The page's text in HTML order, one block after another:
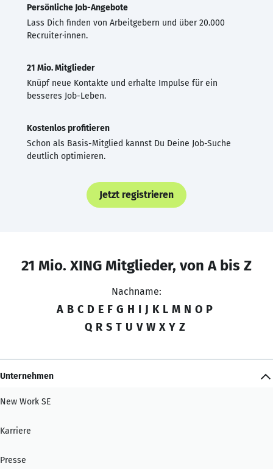
Persönliche Job-Angebote
Lass Dich finden von Arbeitgebern und über 20.000
Recruiter·innen.
21 Mio. Mitglieder
Knüpf neue Kontakte und erhalte Impulse für ein
besseres Job-Leben.
Kostenlos profitieren
Schon als Basis-Mitglied kannst Du Deine Job-Suche
deutlich optimieren.
Jetzt registrieren
21 Mio. XING Mitglieder, von A bis Z
Nachname:
A B C D E F G H I J K L M N O P
Q R S T U V W X Y Z
Unternehmen
New Work SE
Karriere
Presse